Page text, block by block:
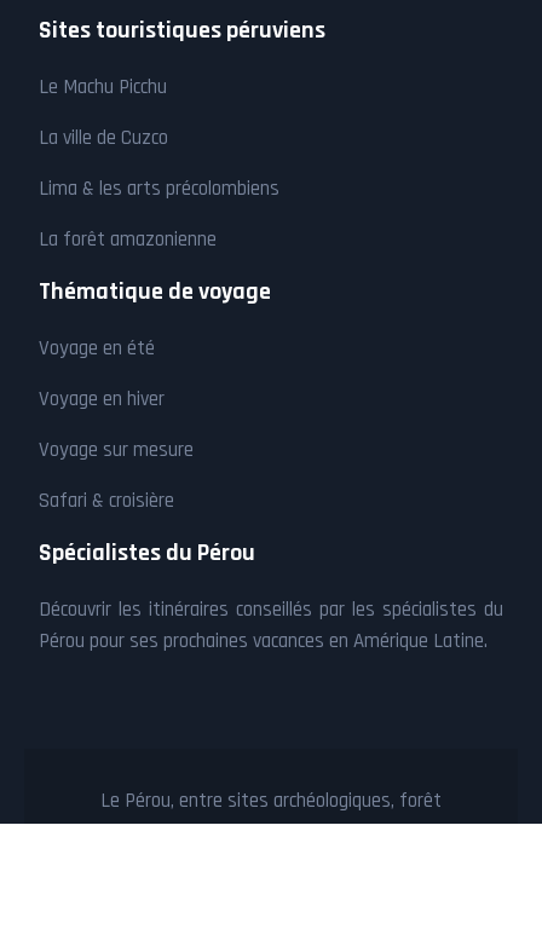
Sites touristiques péruviens
Le Machu Picchu
La ville de Cuzco
Lima & les arts précolombiens
La forêt amazonienne
Thématique de voyage
Voyage en été
Voyage en hiver
Voyage sur mesure
Safari & croisière
Spécialistes du Pérou
Découvrir les itinéraires conseillés par les spécialistes du
Pérou pour ses prochaines vacances en Amérique Latine.
Le Pérou, entre sites archéologiques, forêt
amazonienne et côte aride !